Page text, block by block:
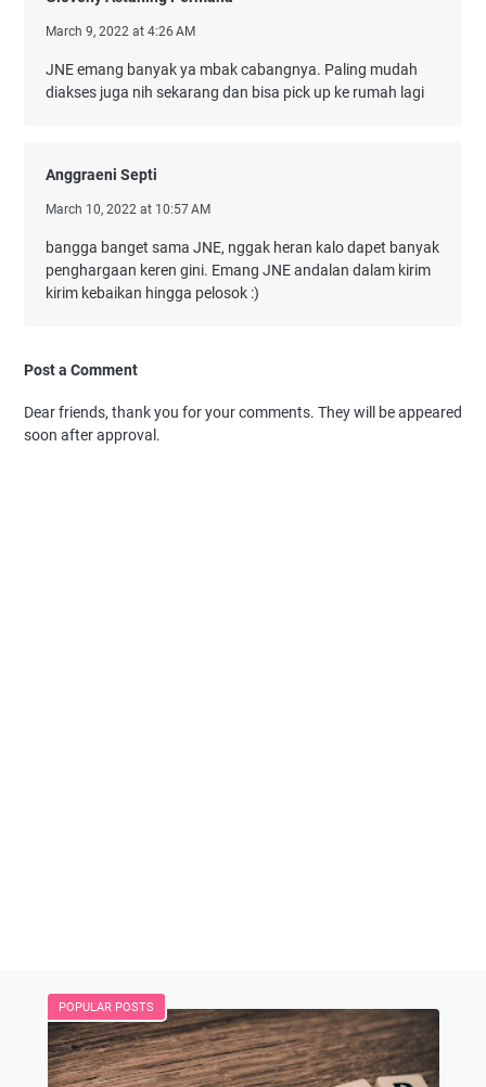
March 9, 2022 at 4:26 AM
JNE emang banyak ya mbak cabangnya. Paling mudah
diakses juga nih sekarang dan bisa pick up ke rumah lagi
Anggraeni Septi
March 10, 2022 at 10:57 AM
bangga banget sama JNE, nggak heran kalo dapet banyak
penghargaan keren gini. Emang JNE andalan dalam kirim
kirim kebaikan hingga pelosok :)
Post a Comment
Dear friends, thank you for your comments. They will be appeared
soon after approval.
POPULAR POSTS